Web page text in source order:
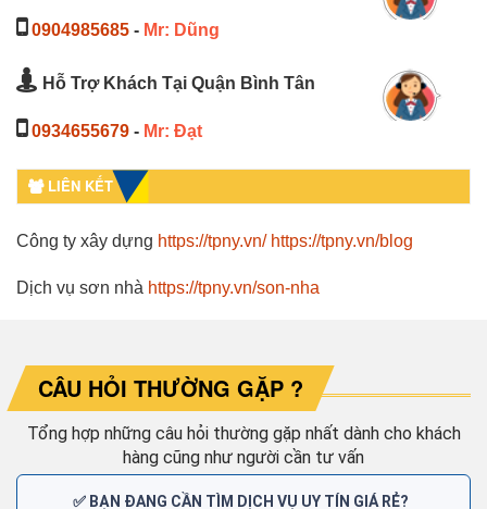
0904985685 - Mr: Dũng
Hỗ Trợ Khách Tại Quận Bình Tân
0934655679 - Mr: Đạt
LIÊN KẾT
Công ty xây dựng https://tpny.vn/ https://tpny.vn/blog
Dịch vụ sơn nhà https://tpny.vn/son-nha
CÂU HỎI THƯỜNG GẶP ?
Tổng hợp những câu hỏi thường gặp nhất dành cho khách
hàng cũng như người cần tư vấn
✅ BẠN ĐANG CẦN TÌM DỊCH VỤ UY TÍN GIÁ RẺ?